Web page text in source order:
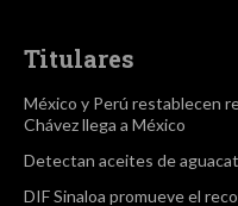
Titulares
México y Perú restablecen
Chávez llega a México
Detectan aceites de
DIF Sinaloa promueve el